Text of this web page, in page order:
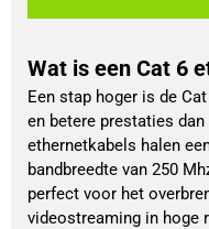
Wat is een Cat 6
Een stap hoger is de
en betere prestaties
ethernetkabels halen
bandbreedte van 250
perfect voor het
videostreaming in hoge